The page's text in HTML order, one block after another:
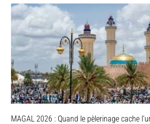
MAGAL 2026 : Quand le pèlerinage cache